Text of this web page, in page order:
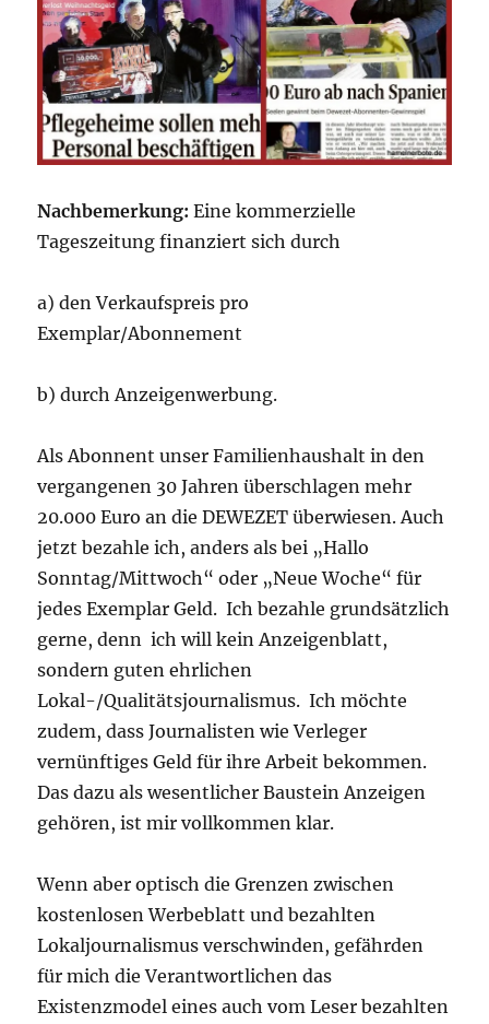
Nachbemerkung: Eine kommerzielle
Tageszeitung finanziert sich durch
a) den Verkaufspreis pro
Exemplar/Abonnement
b) durch Anzeigenwerbung.
Als Abonnent unser Familienhaushalt in den
vergangenen 30 Jahren überschlagen mehr
20.000 Euro an die DEWEZET überwiesen. Auch
jetzt bezahle ich, anders als bei „Hallo
Sonntag/Mittwoch“ oder „Neue Woche“ für
jedes Exemplar Geld. Ich bezahle grundsätzlich
gerne, denn ich will kein Anzeigenblatt,
sondern guten ehrlichen
Lokal-/Qualitätsjournalismus. Ich möchte
zudem, dass Journalisten wie Verleger
vernünftiges Geld für ihre Arbeit bekommen.
Das dazu als wesentlicher Baustein Anzeigen
gehören, ist mir vollkommen klar.
Wenn aber optisch die Grenzen zwischen
kostenlosen Werbeblatt und bezahlten
Lokaljournalismus verschwinden, gefährden
für mich die Verantwortlichen das
Existenzmodel eines auch vom Leser bezahlten